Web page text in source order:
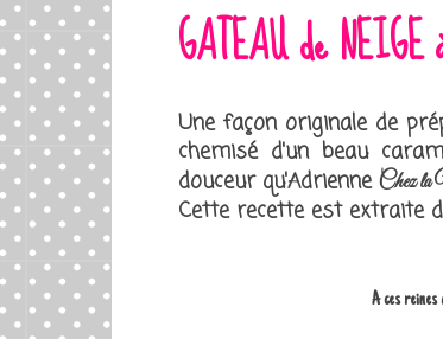
GATEAU de
Une façon originale de
chemisé d'un beau
douceur qu'Adrienne Chez la
Cette recette est extraite
A ces reines